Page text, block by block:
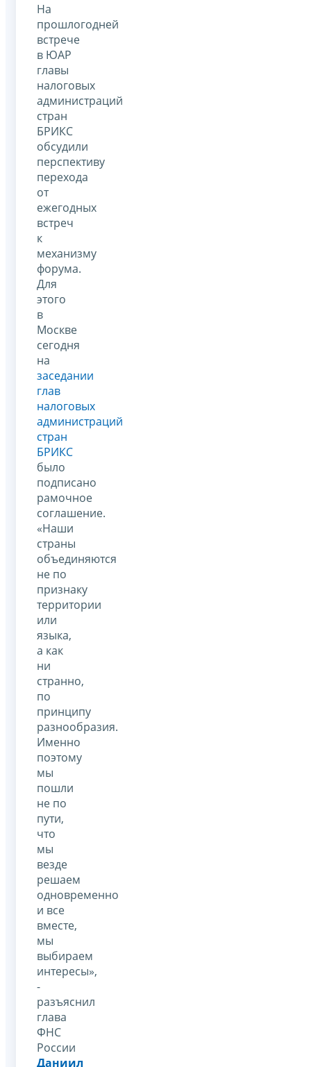
На
прошлогодней
встрече
в ЮАР
главы
налоговых
администраций
стран
БРИКС
обсудили
перспективу
перехода
от
ежегодных
встреч
к
механизму
форума.
Для
этого
в
Москве
сегодня
на
заседании
глав
налоговых
администраций
стран
БРИКС
было
подписано
рамочное
соглашение.
«Наши
страны
объединяются
не по
признаку
территории
или
языка,
а как
ни
странно,
по
принципу
разнообразия.
Именно
поэтому
мы
пошли
не по
пути,
что
мы
везде
решаем
одновременно
и все
вместе,
мы
выбираем
интересы»,
-
разъяснил
глава
ФНС
России
Даниил